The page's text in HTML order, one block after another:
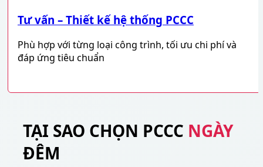
Tư vấn – Thiết kế hệ thống PCCC
Phù hợp với từng loại công trình, tối ưu chi phí và
đáp ứng tiêu chuẩn
TẠI SAO CHỌN PCCC NGÀY
ĐÊM